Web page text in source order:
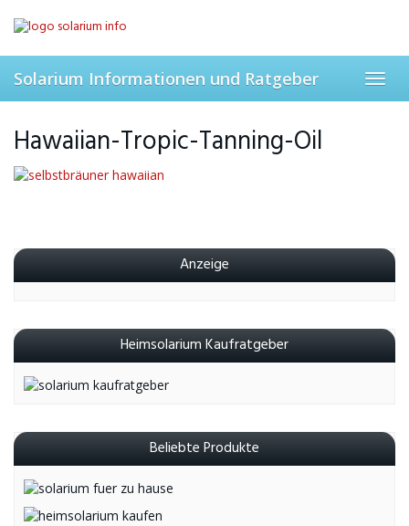
Solarium Informationen und Ratgeber
Hawaiian-Tropic-Tanning-Oil
Anzeige
Heimsolarium Kaufratgeber
Beliebte Produkte